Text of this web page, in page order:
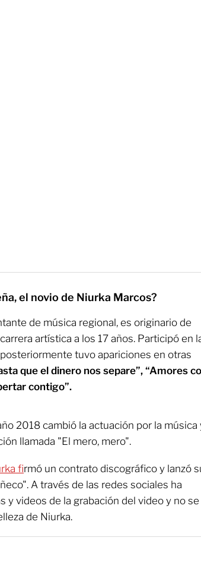
el novio de Niurka Marcos?
de música regional, es originario de
artística a los 17 años. Participó en
tuvo apariciones en otras
que el dinero nos separe”, “Amores
contigo”.
2018 cambió la actuación por la música
llamada "El mero, mero".
firmó un contrato discográfico y lanzó
A través de las redes sociales ha
y videos de la grabación del video y no se
de Niurka.